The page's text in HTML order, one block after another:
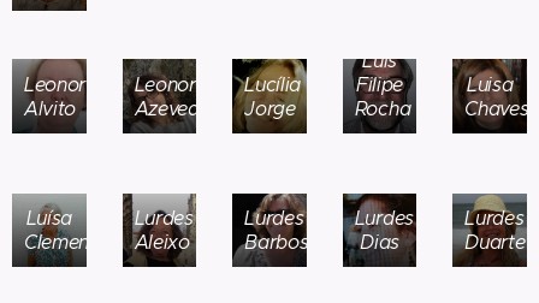
Leonor
Alvito
Leonor
Azevedo
Lucília
Jorge
Luis
Filipe
Rocha
Luisa
Chaves
Luísa
Clemente
Lurdes
Aleixo
Lurdes
Barbosa
Lurdes
Dias
Lurdes
Duarte